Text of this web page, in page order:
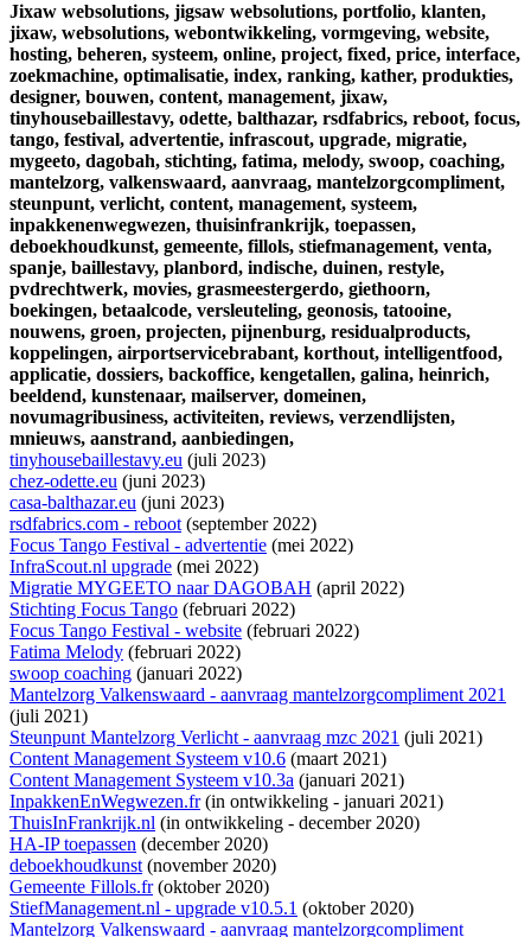
Jixaw websolutions, jigsaw websolutions, portfolio, klanten,
jixaw, websolutions, webontwikkeling, vormgeving, website,
hosting, beheren, systeem, online, project, fixed, price, interface,
zoekmachine, optimalisatie, index, ranking, kather, produkties,
designer, bouwen, content, management, jixaw,
tinyhousebaillestavy, odette, balthazar, rsdfabrics, reboot, focus,
tango, festival, advertentie, infrascout, upgrade, migratie,
mygeeto, dagobah, stichting, fatima, melody, swoop, coaching,
mantelzorg, valkenswaard, aanvraag, mantelzorgcompliment,
steunpunt, verlicht, content, management, systeem,
inpakkenenwegwezen, thuisinfrankrijk, toepassen,
deboekhoudkunst, gemeente, fillols, stiefmanagement, venta,
spanje, baillestavy, planbord, indische, duinen, restyle,
pvdrechtwerk, movies, grasmeestergerdo, giethoorn,
boekingen, betaalcode, versleuteling, geonosis, tatooine,
nouwens, groen, projecten, pijnenburg, residualproducts,
koppelingen, airportservicebrabant, korthout, intelligentfood,
applicatie, dossiers, backoffice, kengetallen, galina, heinrich,
beeldend, kunstenaar, mailserver, domeinen,
novumagribusiness, activiteiten, reviews, verzendlijsten,
mnieuws, aanstrand, aanbiedingen,
tinyhousebaillestavy.eu (juli 2023)
chez-odette.eu (juni 2023)
casa-balthazar.eu (juni 2023)
rsdfabrics.com - reboot(september 2022)
Focus Tango Festival - advertentie (mei 2022)
InfraScout.nl upgrade (mei 2022)
Migratie MYGEETO naar DAGOBAH (april 2022)
Stichting Focus Tango (februari 2022)
Focus Tango Festival - website (februari 2022)
Fatima Melody (februari 2022)
swoop coaching (januari 2022)
Mantelzorg Valkenswaard - aanvraag mantelzorgcompliment 2021
(juli 2021)
Steunpunt Mantelzorg Verlicht - aanvraag mzc 2021 (juli 2021)
Content Management Systeem v10.6 (maart 2021)
Content Management Systeem v10.3a (januari 2021)
InpakkenEnWegwezen.fr(in ontwikkeling - januari 2021)
ThuisInFrankrijk.nl (in ontwikkeling - december 2020)
HA-IP toepassen (december 2020)
deboekhoudkunst(november 2020)
Gemeente Fillols.fr(oktober 2020)
StiefManagement.nl - upgrade v10.5.1 (oktober 2020)
Mantelzorg Valkenswaard - aanvraag mantelzorgcompliment